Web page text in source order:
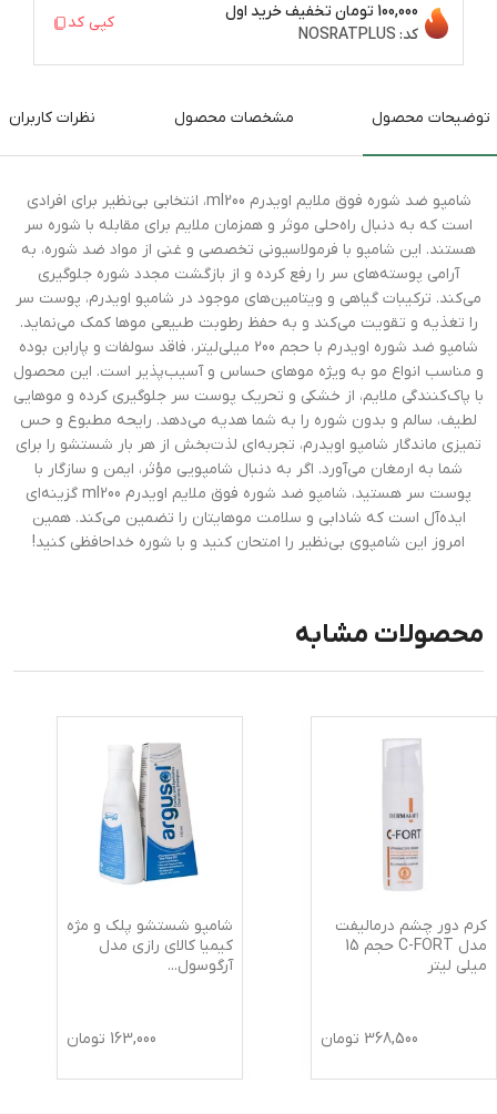
100,000 تومان
تخفیف خرید اول
کد: NOSRATPLUS
کپی کد
توضیحات محصول مشخصات محصول نظرات کاربران
شامپو ضد شوره فوق ملایم اویدرم ml200، انتخابی بی‌نظیر برای افرادی
است که به دنبال راه‌حلی موثر و همزمان ملایم برای مقابله با شوره سر
هستند. این شامپو با فرمولاسیونی تخصصی و غنی از مواد ضد شوره، به
آرامی پوسته‌های سر را رفع کرده و از بازگشت مجدد شوره جلوگیری
می‌کند. ترکیبات گیاهی و ویتامین‌های موجود در شامپو اویدرم، پوست سر
را تغذیه و تقویت می‌کند و به حفظ رطوبت طبیعی موها کمک می‌نماید.
شامپو ضد شوره اویدرم با حجم 200 میلی‌لیتر، فاقد سولفات و پارابن بوده
و مناسب انواع مو به ویژه موهای حساس و آسیب‌پذیر است. این محصول
با پاک‌کنندگی ملایم، از خشکی و تحریک پوست سر جلوگیری کرده و موهایی
لطیف، سالم و بدون شوره را به شما هدیه می‌دهد. رایحه مطبوع و حس
تمیزی ماندگار شامپو اویدرم، تجربه‌ای لذت‌بخش از هر بار شستشو را برای
شما به ارمغان می‌آورد. اگر به دنبال شامپویی مؤثر، ایمن و سازگار با
پوست سر هستید، شامپو ضد شوره فوق ملایم اویدرم ml200 گزینه‌ای
ایده‌آل است که شادابی و سلامت موهایتان را تضمین می‌کند. همین
امروز این شامپوی بی‌نظیر را امتحان کنید و با شوره خداحافظی کنید!
محصولات مشابه
کرم دور چشم درمالیفت
مدل C-FORT حجم 15
میلی لیتر
368,500 تومان
شامپو شستشو پلک و مژه
کیمیا کالای رازی مدل
آرگوسول...
163,000 تومان